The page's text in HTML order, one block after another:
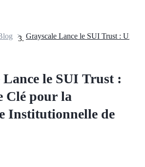
>
Lance le SUI Trust :
Clé pour la
Institutionnelle de